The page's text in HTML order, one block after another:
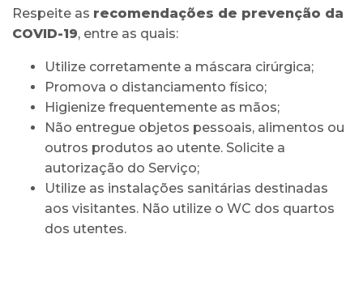
Respeite as recomendações de prevenção da
COVID-19, entre as quais:
Utilize corretamente a máscara cirúrgica;
Promova o distanciamento físico;
Higienize frequentemente as mãos;
Não entregue objetos pessoais, alimentos ou
outros produtos ao utente. Solicite a
autorização do Serviço;
Utilize as instalações sanitárias destinadas
aos visitantes. Não utilize o WC dos quartos
dos utentes.